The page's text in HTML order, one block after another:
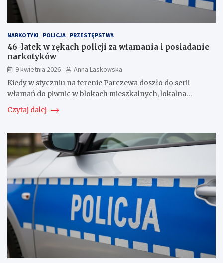
NARKOTYKI POLICJA PRZESTĘPSTWA
46-latek w rękach policji za włamania i posiadanie
narkotyków
9 kwietnia 2026
Anna Laskowska
Kiedy w styczniu na terenie Parczewa doszło do serii
włamań do piwnic w blokach mieszkalnych, lokalna…
Czytaj dalej